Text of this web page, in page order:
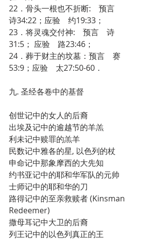
22．骨头一根也不折断:　预言
诗34:22；应验　约19:33；
23．将灵魂交付神:　预言　诗
31:5； 应验　路23:46；
24．葬于财主的坟墓：预言　赛
53:9；应验　太27:50-60．
九. 圣经各卷中的基督
创世记中的女人的后裔
出埃及记中的逾越节的羊羔
利未记中赎罪的羔羊
民数记中雅各的星, 以色列的杖
申命记中那象摩西的大先知
约书亚记中的耶和华军队的元帅
士师记中的耶和华的刀
路得记中的至亲救赎者 (Kinsman
Redeemer)
撒母耳记中大卫的后裔
列王记中的以色列真正的王